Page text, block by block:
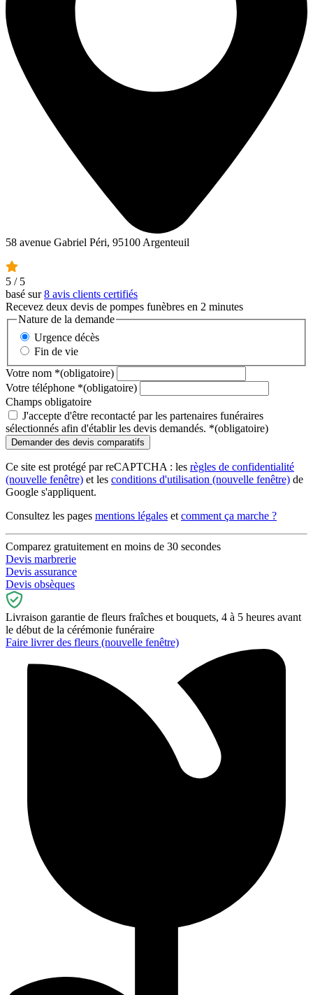
58 avenue Gabriel Péri, 95100 Argenteuil
5 / 5
basé sur8 avis clients certifiés
Recevez deux devis de pompes funèbres en 2 minutes
Nature de la demande
Urgence décès
Fin de vie
Votre nom *(obligatoire)
Votre téléphone *(obligatoire)
Champs obligatoire
J'accepte d'être recontacté par les partenaires funéraires
sélectionnés afin d'établir les devis demandés. *(obligatoire)
Ce site est protégé par reCAPTCHA : les règles de confidentialité
(nouvelle fenêtre) et les conditions d'utilisation (nouvelle fenêtre) de
Google s'appliquent.
Consultez les pages mentions légales et comment ça marche ?
Comparez gratuitement en moins de 30 secondes
Devis marbrerie
Devis assurance
Devis obsèques
Livraison garantie de fleurs fraîches et bouquets, 4 à 5 heures avant
le début de la cérémonie funéraire
Faire livrer des fleurs (nouvelle fenêtre)